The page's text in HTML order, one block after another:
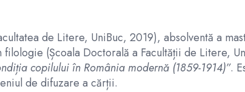
de Litere, UniBuc, 2019), absolventă a
(Școala Doctorală a Facultății de Litere,
copilului în România modernă (1859-1914)”.
de difuzare a cărții.